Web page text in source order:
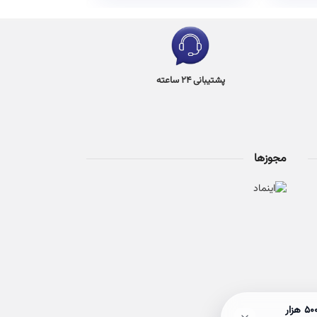
پشتیبانی 24 ساعته
مجوزها
🎉 حراج ۵۰٪ آخر هفته! با خرید بالای 3 میلیون تومان، هم ارسالت رایگان میشه، هم وارد قرعه‌کشی بن ۵۰۰ هزار